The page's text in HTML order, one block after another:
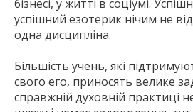
бізнесі, у житті в соціумі.
успішний езотерик нічим не
одна дисципліна.
Більшість учень, які
свого его, приносять велике
справжній духовній практиці